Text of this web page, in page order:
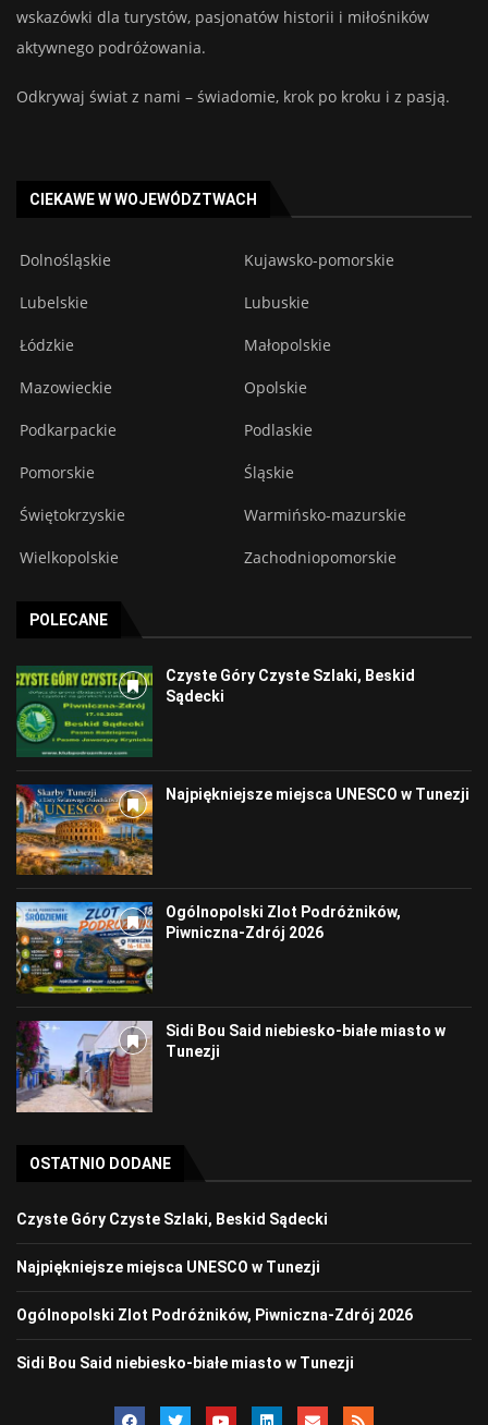
wskazówki dla turystów, pasjonatów historii i miłośników
aktywnego podróżowania.
Odkrywaj świat z nami – świadomie, krok po kroku i z pasją.
CIEKAWE W WOJEWÓDZTWACH
Dolnośląskie Kujawsko-pomorskie
Lubelskie Lubuskie
Łódzkie Małopolskie
Mazowieckie Opolskie
Podkarpackie Podlaskie
Pomorskie Śląskie
Świętokrzyskie Warmińsko-mazurskie
Wielkopolskie Zachodniopomorskie
POLECANE
Czyste Góry Czyste Szlaki, Beskid
Sądecki
Najpiękniejsze miejsca UNESCO w Tunezji
Ogólnopolski Zlot Podróżników,
Piwniczna-Zdrój 2026
Sidi Bou Said niebiesko-białe miasto w
Tunezji
OSTATNIO DODANE
Czyste Góry Czyste Szlaki, Beskid Sądecki
Najpiękniejsze miejsca UNESCO w Tunezji
Ogólnopolski Zlot Podróżników, Piwniczna-Zdrój 2026
Sidi Bou Said niebiesko-białe miasto w Tunezji